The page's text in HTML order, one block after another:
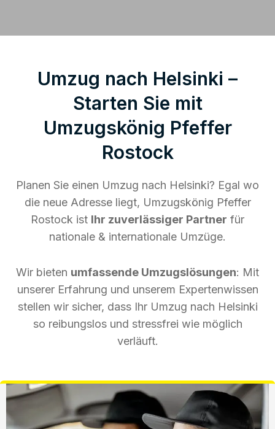
Umzug nach Helsinki –
Starten Sie mit
Umzugskönig Pfeffer
Rostock
Planen Sie einen Umzug nach Helsinki? Egal wo
die neue Adresse liegt, Umzugskönig Pfeffer
Rostock ist Ihr zuverlässiger Partner für
nationale & internationale Umzüge.
Wir bieten umfassende Umzugslösungen: Mit
unserer Erfahrung und unserem Expertenwissen
stellen wir sicher, dass Ihr Umzug nach Helsinki
so reibungslos und stressfrei wie möglich
verläuft.